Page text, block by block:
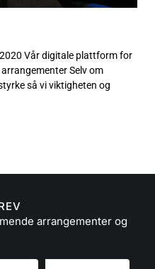
Vår digitale plattform for
Selv om
så vi viktigheten og
arrangementer og